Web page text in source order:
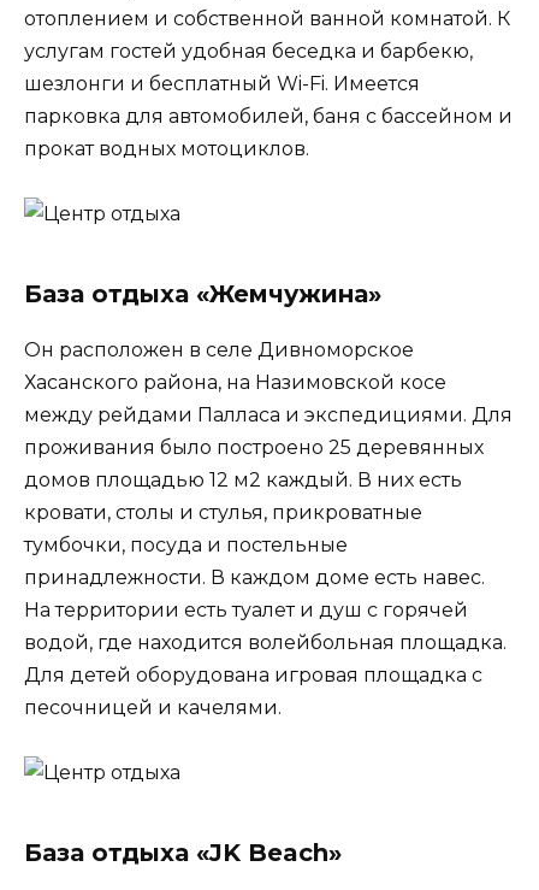
отоплением и собственной ванной комнатой. К
услугам гостей удобная беседка и барбекю,
шезлонги и бесплатный Wi-Fi. Имеется
парковка для автомобилей, баня с бассейном и
прокат водных мотоциклов.
База отдыха «Жемчужина»
Он расположен в селе Дивноморское
Хасанского района, на Назимовской косе
между рейдами Палласа и экспедициями. Для
проживания было построено 25 деревянных
домов площадью 12 м2 каждый. В них есть
кровати, столы и стулья, прикроватные
тумбочки, посуда и постельные
принадлежности. В каждом доме есть навес.
На территории есть туалет и душ с горячей
водой, где находится волейбольная площадка.
Для детей оборудована игровая площадка с
песочницей и качелями.
База отдыха «JK Beach»